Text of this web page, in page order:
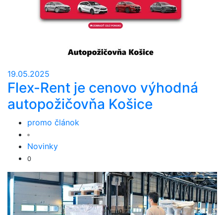
19.05.2025
Flex-Rent je cenovo výhodná
autopožičovňa Košice
promo článok
Novinky
0